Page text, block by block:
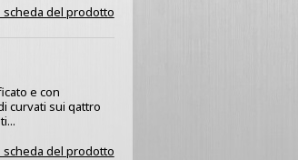
scheda del prodotto
e con
curvati sui qattro
scheda del prodotto